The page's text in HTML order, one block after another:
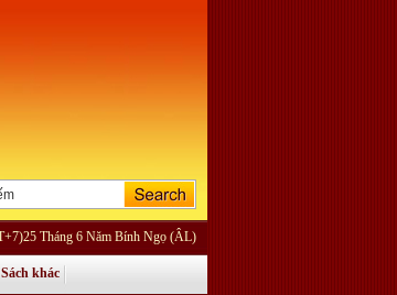
Tháng 6 Năm Bính Ngọ (ÂL)
Sách khác